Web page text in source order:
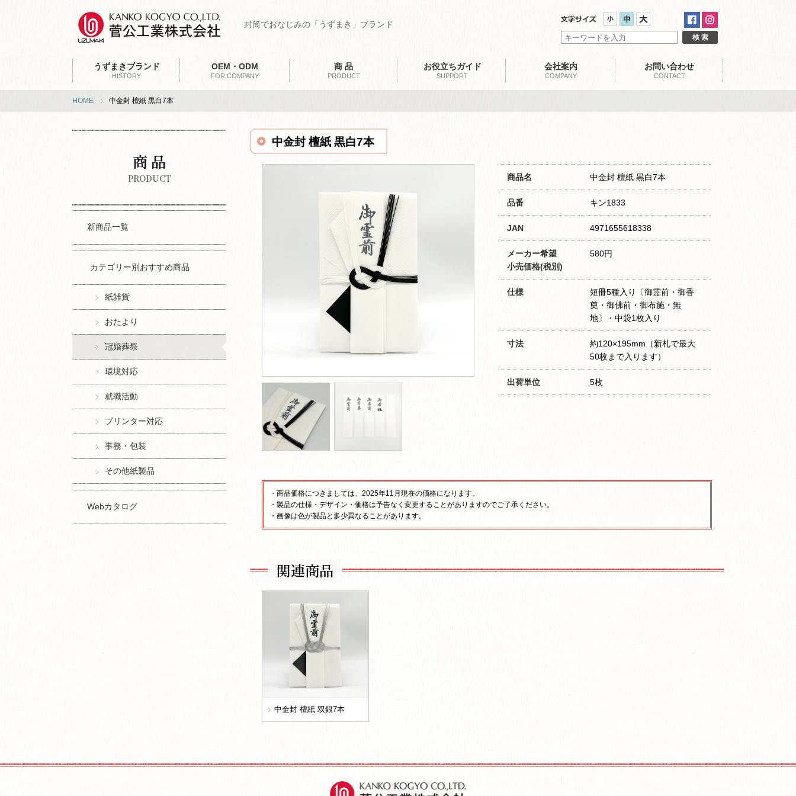
封筒でおなじみの「うずまき」ブランド
うずまきブランド
HISTORY
OEM・ODM
FOR COMPANY
商 品
PRODUCT
お役立ちガイド
SUPPORT
会社案内
COMPANY
お問い合わせ
CONTACT
HOME 中金封 檀紙 黒白7本
商 品
PRODUCT
新商品一覧
カテゴリー別おすすめ商品
紙雑貨
おたより
冠婚葬祭
環境対応
就職活動
プリンター対応
事務・包装
その他紙製品
Webカタログ
中金封 檀紙 黒白7本
商品名 中金封 檀紙 黒白7本
品番 キン1833
JAN 4971655618338
メーカー希望
小売価格(税別)
580円
仕様
短冊5種入り〔御霊前・御香
奠・御佛前・御布施・無
地〕・中袋1枚入り
寸法
約120×195mm（新札で最大
50枚まで入ります）
出荷単位 5枚
・商品価格につきましては、2025年11月現在の価格になります。
・製品の仕様・デザイン・価格は予告なく変更することがありますのでご了承ください。
・画像は色が製品と多少異なることがあります。
関連商品
中金封 檀紙 双銀7本